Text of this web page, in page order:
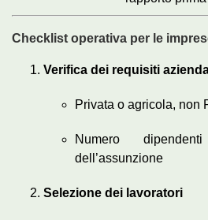
Checklist operativa per le
Verifica dei requisiti
Privata o agricola, non
Numero
dell’assunzione
Selezione dei lavoratori